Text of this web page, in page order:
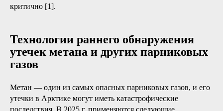
критично [1].
Технологии раннего обнаружения
утечек метана и других парниковых
газов
Метан — один из самых опасных парниковых газов, и его
утечки в Арктике могут иметь катастрофические
последствия. В 2025 г. применяются следующие